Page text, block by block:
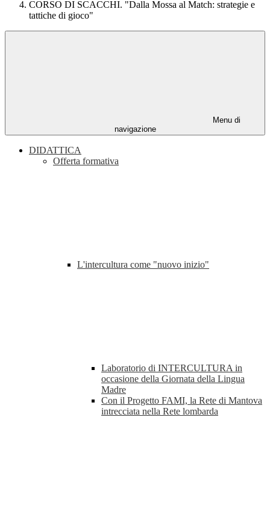
CORSO DI SCACCHI. "Dalla Mossa al Match: strategie e
tattiche di gioco"
Menu di
navigazione
DIDATTICA
Offerta formativa
L'intercultura come "nuovo inizio"
Laboratorio di INTERCULTURA in
occasione della Giornata della Lingua
Madre
Con il Progetto FAMI, la Rete di Mantova
intrecciata nella Rete lombarda